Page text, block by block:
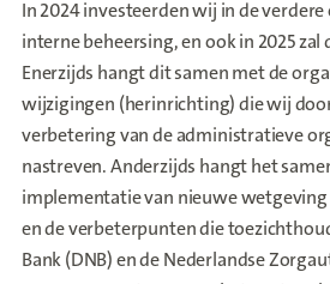
In 2024 investeerden wij in de
interne beheersing, en ook in 2025
Enerzijds hangt dit samen met de
wijzigingen (herinrichting) die wij
verbetering van de administratieve
nastreven. Anderzijds hangt het
implementatie van nieuwe wetgeving
en de verbeterpunten die
Bank (DNB) en de Nederlandse